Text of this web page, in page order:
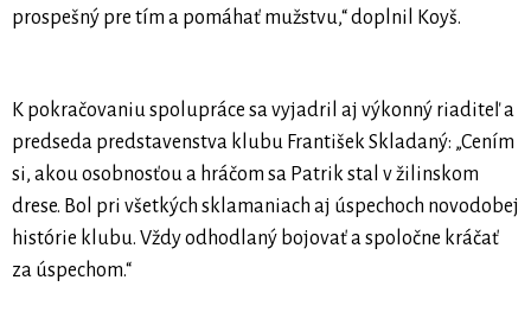
prospešný pre tím a pomáhať mužstvu,“ doplnil Koyš.
K pokračovaniu spolupráce sa vyjadril aj výkonný riaditeľ a
predseda predstavenstva klubu František Skladaný: „Cením
si, akou osobnosťou a hráčom sa Patrik stal v žilinskom
drese. Bol pri všetkých sklamaniach aj úspechoch novodobej
histórie klubu. Vždy odhodlaný bojovať a spoločne kráčať
za úspechom.“